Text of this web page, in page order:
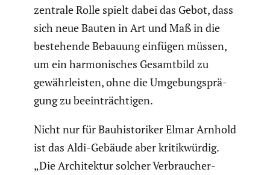
zentrale Rolle spielt dabei das Gebot, dass
sich neue Bauten in Art und Maß in die
bestehende Bebauung einfügen müssen,
um ein harmo­ni­sches Gesamt­bild zu
gewähr­leisten, ohne die Umgebungs­prä­
gung zu beein­träch­tigen.
Nicht nur für Bauhis­to­riker Elmar Arnhold
ist das Aldi-Gebäude aber kritik­würdig.
„Die Archi­tektur solcher Verbrau­cher­